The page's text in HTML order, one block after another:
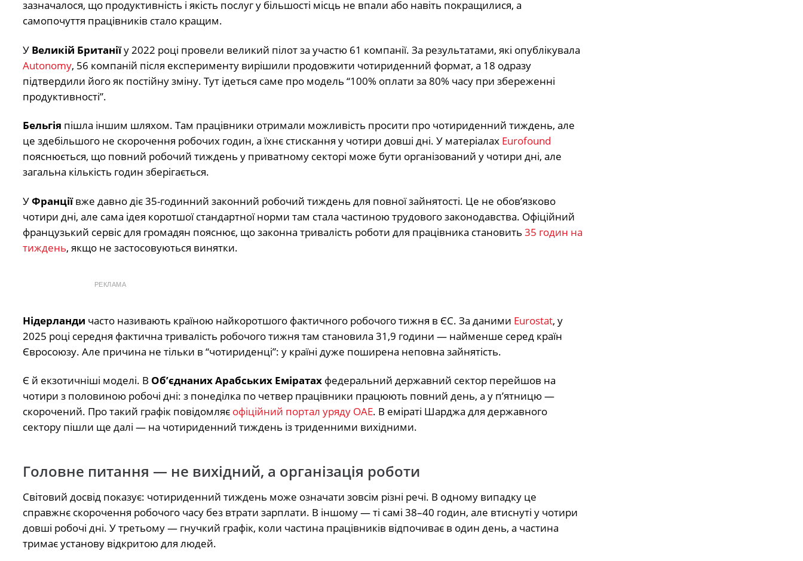
зазначалося, що продуктивність і якість послуг у більшості місць не впали або навіть покращилися, а
самопочуття працівників стало кращим.
У Великій Британіїу 2022 році провели великий пілот за участю 61 компанії. За результатами, які опублікувала
Autonomy, 56 компаній після експерименту вирішили продовжити чотириденний формат, а 18 одразу
підтвердили його як постійну зміну. Тут ідеться саме про модель “100% оплати за 80% часу при збереженні
продуктивності”.
Бельгія пішла іншим шляхом. Там працівники отримали можливість просити про чотириденний тиждень, але
це здебільшого не скорочення робочих годин, а їхнє стискання у чотири довші дні. У матеріалах Eurofound
пояснюється, що повний робочий тиждень у приватному секторі може бути організований у чотири дні, але
загальна кількість годин зберігається.
УФранціївже давно діє 35-годинний законний робочий тиждень для повної зайнятості. Це не обов’язково
чотири дні, але сама ідея коротшої стандартної норми там стала частиною трудового законодавства. Офіційний
французький сервіс для громадян пояснює, що законна тривалість роботи для працівника становить 35 годин на
тиждень, якщо не застосовуються винятки.
РЕКЛАМА
Нідерланди часто називають країною найкоротшого фактичного робочого тижня в ЄС. За даними Eurostat, у
2025 році середня фактична тривалість робочого тижня там становила 31,9 години — найменше серед країн
Євросоюзу. Але причина не тільки в “чотириденці”: у країні дуже поширена неповна зайнятість.
Є й екзотичніші моделі. В Об’єднаних Арабських Еміратахфедеральний державний сектор перейшов на
чотири з половиною робочі дні: з понеділка по четвер працівники працюють повний день, а у п’ятницю —
скорочений. Про такий графік повідомляє офіційний портал уряду ОАЕ. В еміраті Шарджа для державного
сектору пішли ще далі — на чотириденний тиждень із триденними вихідними.
Головне питання — не вихідний, а організація роботи
Світовий досвід показує: чотириденний тиждень може означати зовсім різні речі. В одному випадку це
справжнє скорочення робочого часу без втрати зарплати. В іншому — ті самі 38–40 годин, але втиснуті у чотири
довші робочі дні. У третьому — гнучкий графік, коли частина працівників відпочиває в один день, а частина
тримає установу відкритою для людей.